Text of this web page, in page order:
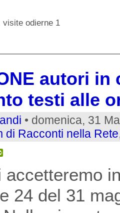
visite odierne 1
autori
testi alle
• domenica, 31
di Racconti nella Rete
accetteremo
24 del 31